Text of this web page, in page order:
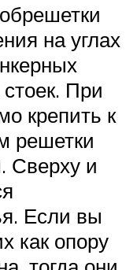
на углах
При
крепить к
решетки
Сверху и
Если вы
как опору